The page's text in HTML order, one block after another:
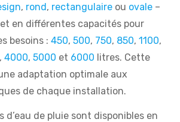
, rond, rectangulaire ou ovale –
et en différentes capacités pour
besoins : 450, 500, 750, 850, 1100,
, 4000, 5000 et 6000 litres. Cette
adaptation optimale aux
de chaque installation.
d’eau de pluie sont disponibles en